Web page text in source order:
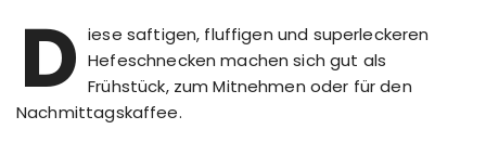
D iese saftigen, fluffigen und superleckeren
Hefeschnecken machen sich gut als
Frühstück, zum Mitnehmen oder für den
Nachmittagskaffee.